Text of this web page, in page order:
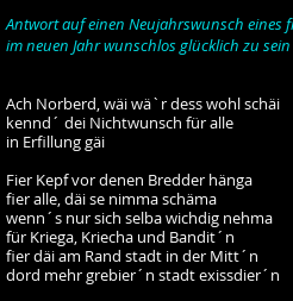
Antwort auf einen Neujahrswunsch
im neuen Jahr wunschlos glücklich zu sein
Ach Norberd, wäi wä`r dess wohl schäi
kennd´ dei Nichtwunsch für alle
in Erfillung gäi
Fier Kepf vor denen Bredder hänga
fier alle, däi se nimma schäma
wenn´s nur sich selba wichdig nehma
für Kriega, Kriecha und Bandit´n
fier däi am Rand stadt in der Mitt´n
dord mehr grebier´n stadt exissdier´n